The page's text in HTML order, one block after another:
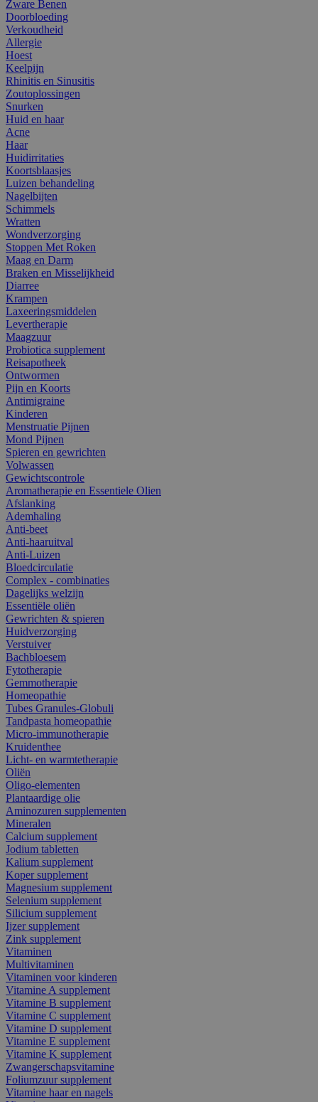
Zware Benen
Doorbloeding
Verkoudheid
Allergie
Hoest
Keelpijn
Rhinitis en Sinusitis
Zoutoplossingen
Snurken
Huid en haar
Acne
Haar
Huidirritaties
Koortsblaasjes
Luizen behandeling
Nagelbijten
Schimmels
Wratten
Wondverzorging
Stoppen Met Roken
Maag en Darm
Braken en Misselijkheid
Diarree
Krampen
Laxeeringsmiddelen
Levertherapie
Maagzuur
Probiotica supplement
Reisapotheek
Ontwormen
Pijn en Koorts
Antimigraine
Kinderen
Menstruatie Pijnen
Mond Pijnen
Spieren en gewrichten
Volwassen
Gewichtscontrole
Aromatherapie en Essentiele Olien
Afslanking
Ademhaling
Anti-beet
Anti-haaruitval
Anti-Luizen
Bloedcirculatie
Complex - combinaties
Dagelijks welzijn
Essentiële oliën
Gewrichten & spieren
Huidverzorging
Verstuiver
Bachbloesem
Fytotherapie
Gemmotherapie
Homeopathie
Tubes Granules-Globuli
Tandpasta homeopathie
Micro-immunotherapie
Kruidenthee
Licht- en warmtetherapie
Oliën
Oligo-elementen
Plantaardige olie
Aminozuren supplementen
Mineralen
Calcium supplement
Jodium tabletten
Kalium supplement
Koper supplement
Magnesium supplement
Selenium supplement
Silicium supplement
Ijzer supplement
Zink supplement
Vitaminen
Multivitaminen
Vitaminen voor kinderen
Vitamine A supplement
Vitamine B supplement
Vitamine C supplement
Vitamine D supplement
Vitamine E supplement
Vitamine K supplement
Zwangerschapsvitamine
Foliumzuur supplement
Vitamine haar en nagels